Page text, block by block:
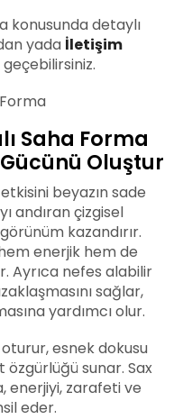
konusunda detaylı
yada İletişim
Saha Forma
Gücünü Oluştur
beyazın sade
andıran çizgisel
kazandırır.
enerjik hem de
Ayrıca nefes alabilir
sağlar,
yardımcı olur.
esnek dokusu
sunar. Sax
enerjiyi, zarafeti ve
eder.